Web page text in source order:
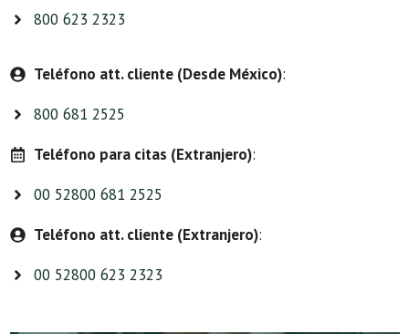
800 623 2323
Teléfono att. cliente (Desde México):
800 681 2525
Teléfono para citas (Extranjero):
00 52800 681 2525
Teléfono att. cliente (Extranjero):
00 52800 623 2323